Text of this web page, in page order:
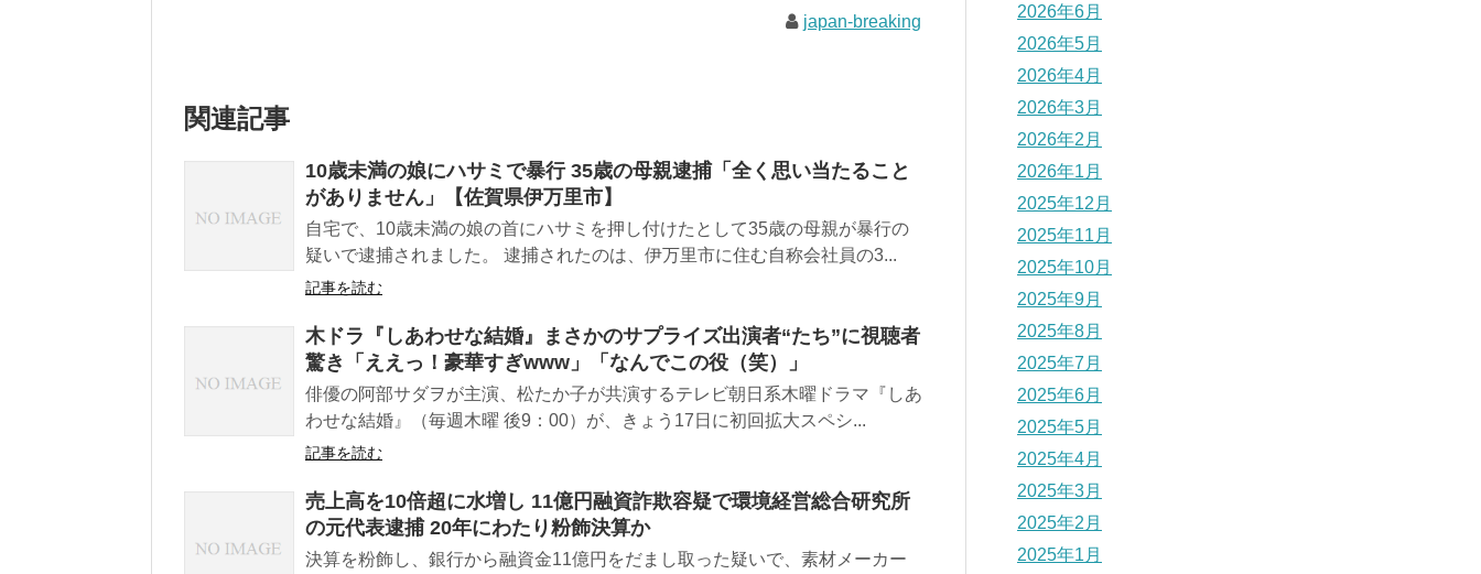
japan-breaking
関連記事
10歳未満の娘にハサミで暴行 35歳の母親逮捕「全く思い当たること
がありません」【佐賀県伊万里市】
自宅で、10歳未満の娘の首にハサミを押し付けたとして35歳の母親が暴行の
疑いで逮捕されました。 逮捕されたのは、伊万里市に住む自称会社員の3...
記事を読む
木ドラ『しあわせな結婚』まさかのサプライズ出演者“たち”に視聴者
驚き「ええっ！豪華すぎwww」「なんでこの役（笑）」
俳優の阿部サダヲが主演、松たか子が共演するテレビ朝日系木曜ドラマ『しあ
わせな結婚』（毎週木曜 後9：00）が、きょう17日に初回拡大スペシ...
記事を読む
売上高を10倍超に水増し 11億円融資詐欺容疑で環境経営総合研究所
の元代表逮捕 20年にわたり粉飾決算か
決算を粉飾し、銀行から融資金11億円をだまし取った疑いで、素材メーカー
2026年6月
2026年5月
2026年4月
2026年3月
2026年2月
2026年1月
2025年12月
2025年11月
2025年10月
2025年9月
2025年8月
2025年7月
2025年6月
2025年5月
2025年4月
2025年3月
2025年2月
2025年1月